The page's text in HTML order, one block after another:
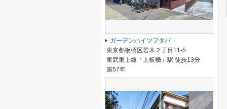
ガーデンハイツフタバ
東京都板橋区若木２丁目11-5
東武東上線「上板橋」駅 徒歩13分
築57年